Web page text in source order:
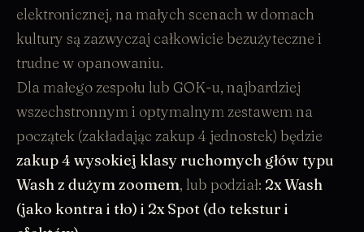
elektronicznej, na małych scenach w domach
kultury są zazwyczaj całkowicie bezużyteczne i
trudne w opanowaniu.
Dla małego zespołu lub GOK-u, najbardziej
wszechstronnym i optymalnym zestawem na
początek (zakładając zakup 4 jednostek) będzie
zakup 4 wysokiej klasy ruchomych głów typu
Washz dużym zoomem, lub podział: 2x Wash
(jako kontra i tło) i 2xSpot (do tekstur i